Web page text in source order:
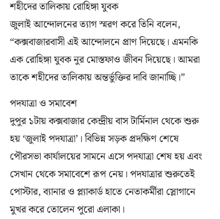
শহীদের তালিকায় রোহিঙ্গা যুবক
জুলাই আন্দোলনের ত্যাগ স্মরণ করে তিনি বলেন,
“কক্সবাজারবাসী এই আন্দোলনে প্রাণ দিয়েছে। এমনকি
এক রোহিঙ্গা যুবক নুর মোস্তফাও জীবন দিয়েছে। আমরা
তাকে শহীদের তালিকায় অন্তর্ভুক্তির দাবি জানাচ্ছি।”
পদযাত্রা ও সমাবেশ
দুপুর ১টায় কক্সবাজার কেন্দ্রীয় বাস টার্মিনাল থেকে শুরু
হয় ‘জুলাই পদযাত্রা’। বিভিন্ন সড়ক প্রদক্ষিণ শেষে
পৌরসভা কার্যালয়ের সামনে এসে পদযাত্রা শেষ হয় এবং
সেখান থেকে সমাবেশে রূপ নেয়। পদযাত্রার শুরুতেই
পোস্টার, ব্যানার ও প্ল্যাকার্ড হাতে নেতাকর্মীরা স্লোগানে
মুখর করে তোলেন পুরো এলাকা।